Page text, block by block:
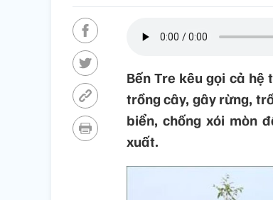
Bến Tre kêu gọi cả
trồng cây, gây rừng,
biển, chống xói mòn
xuất.